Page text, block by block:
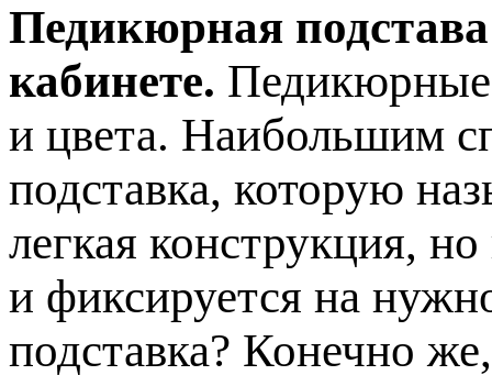
Педикюрная подстава
кабинете. Педикюрные
и цвета. Наибольшим
подставка, которую
легкая конструкция,
и фиксируется на
подставка? Конечно